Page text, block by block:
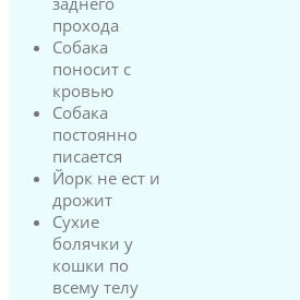
прохода
Собака
поносит с
кровью
Собака
постоянно
писается
Йорк не ест и
дрожит
Сухие
болячки у
кошки по
всему телу